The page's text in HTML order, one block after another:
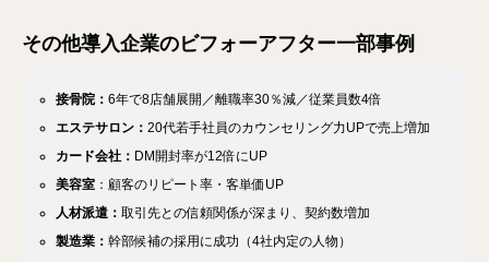
その他導入企業のビフォーアフター一部事例
接骨院： 6年で8店舗展開／離職率30％減／従業員数4倍
エステサロン： 20代若手社員のカウンセリング力UPで売上増加
カード会社： DM開封率が12倍にUP
美容室：顧客のリピート率・客単価UP
人材派遣： 取引先との信頼関係が深まり、契約数増加
製造業： 幹部候補の採用に成功（4社内定の人物）